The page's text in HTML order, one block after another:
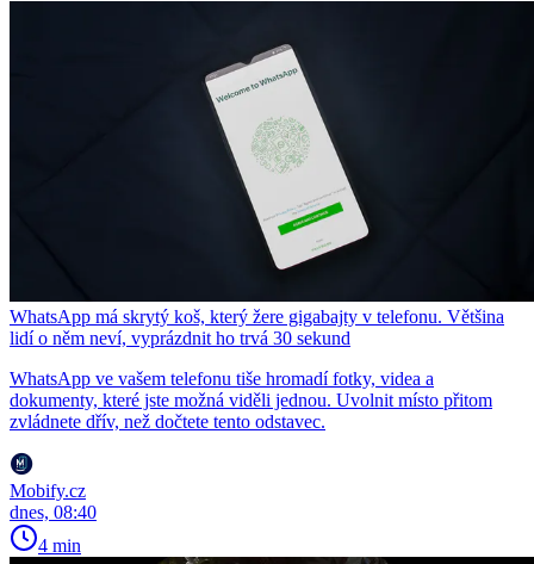
WhatsApp má skrytý koš, který žere gigabajty v telefonu. Většina
lidí o něm neví, vyprázdnit ho trvá 30 sekund
WhatsApp ve vašem telefonu tiše hromadí fotky, videa a
dokumenty, které jste možná viděli jednou. Uvolnit místo přitom
zvládnete dřív, než dočtete tento odstavec.
Mobify.cz
dnes, 08:40
4 min